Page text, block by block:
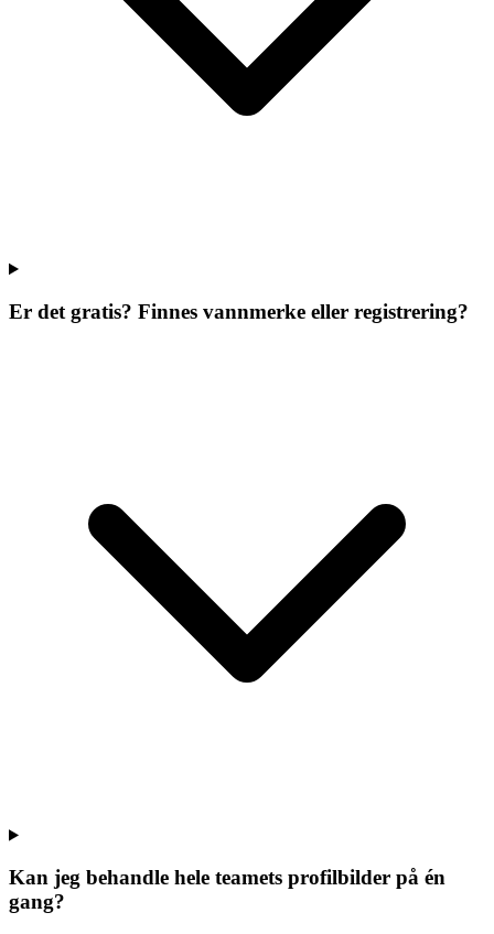
Er det gratis? Finnes vannmerke eller registrering?
Kan jeg behandle hele teamets profilbilder på én
gang?